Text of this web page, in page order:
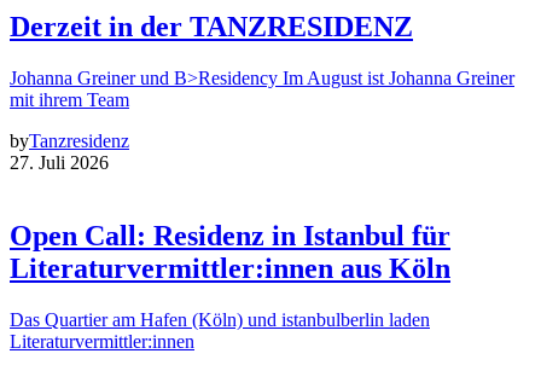
Derzeit in der TANZRESIDENZ
Johanna Greiner und B>Residency Im August ist Johanna Greiner
mit ihrem Team
byTanzresidenz
27. Juli 2026
Open Call: Residenz in Istanbul für
Literaturvermittler:innen aus Köln
Das Quartier am Hafen (Köln) und istanbulberlin laden
Literaturvermittler:innen